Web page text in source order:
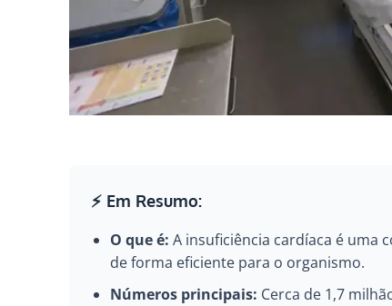
⚡ Em Resumo:
O que é: A insuficiência cardíaca é uma
de forma eficiente para o organismo.
Números principais: Cerca de 1,7